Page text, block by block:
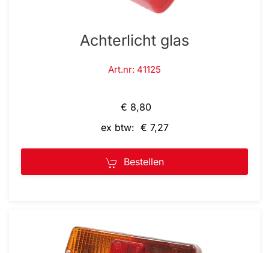
Achterlicht glas
Art.nr: 41125
€ 8,80
ex btw: € 7,27
Bestellen